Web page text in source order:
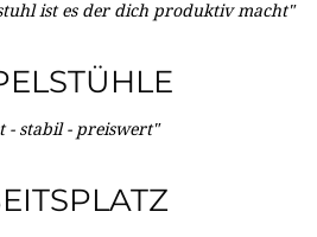
ist es der dich produktiv macht"
- stabil - preiswert"